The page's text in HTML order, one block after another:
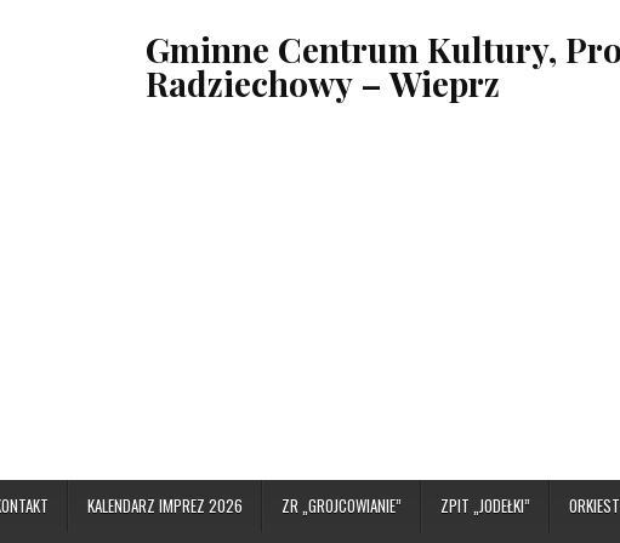
Gminne Centrum Kultury,
Radziechowy – Wieprz
KALENDARZ IMPREZ 2026 ZR „GROJCOWIANIE” ZPIT „JODEŁKI”